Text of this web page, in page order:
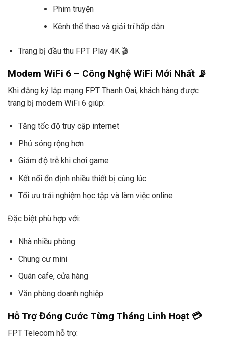
Phim truyện
Kênh thể thao và giải trí hấp dẫn
Trang bị đầu thu FPT Play 4K 🎬
Modem WiFi 6 – Công Nghệ WiFi Mới Nhất 📡
Khi đăng ký lắp mạng FPT Thanh Oai, khách hàng được
trang bị modem WiFi 6 giúp:
Tăng tốc độ truy cập internet
Phủ sóng rộng hơn
Giảm độ trễ khi chơi game
Kết nối ổn định nhiều thiết bị cùng lúc
Tối ưu trải nghiệm học tập và làm việc online
Đặc biệt phù hợp với:
Nhà nhiều phòng
Chung cư mini
Quán cafe, cửa hàng
Văn phòng doanh nghiệp
Hỗ Trợ Đóng Cước Từng Tháng Linh Hoạt 💳
FPT Telecom hỗ trợ: